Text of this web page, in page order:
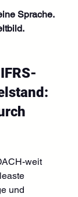
Sprache.
weit
und